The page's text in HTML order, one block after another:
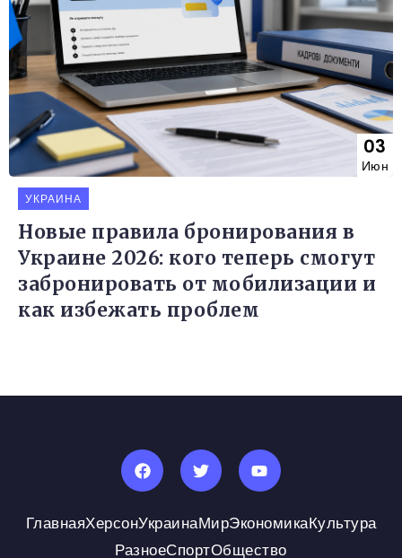
03
Июн
УКРАИНА
Новые правила бронирования в
Украине 2026: кого теперь смогут
забронировать от мобилизации и
как избежать проблем
ГлавнаяХерсонУкраинаМирЭкономикаКультура
РазноеСпортОбщество